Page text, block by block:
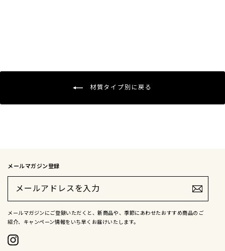
材質タイプ別に戻る
メールマガジン登録
ア
レ
ス
入
力
メールマガジンにご登録いただくと、新商品や、季節にあわせたおすすめ商品のご
紹介、キャンペーン情報をいち早くお届けいたします。